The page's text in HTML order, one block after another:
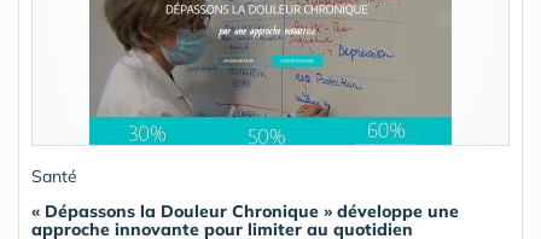
Santé
« Dépassons la Douleur Chronique » développe une
approche innovante pour limiter au quotidien